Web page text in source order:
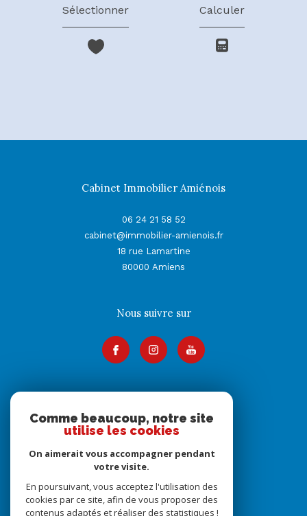
Sélectionner Calculer
Cabinet Immobilier Amiénois
06 24 21 58 52
cabinet@immobilier-amienois.fr
18 rue Lamartine
80000
Amiens
Nous suivre sur
Adhérents
Comme beaucoup, notre site
utilise les cookies
On aimerait vous accompagner pendant
votre visite.
En poursuivant, vous acceptez l'utilisation des
cookies par ce site, afin de vous proposer des
contenus adaptés et réaliser des statistiques !